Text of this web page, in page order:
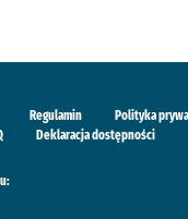
Regulamin
Polityka
Deklaracja dostępności